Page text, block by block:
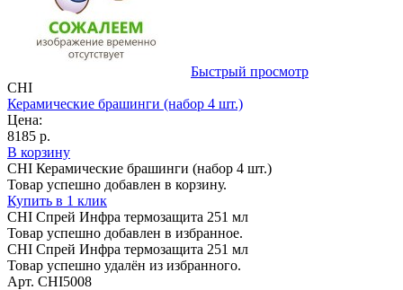
Быстрый просмотр
CHI
Керамические брашинги (набор 4 шт.)
Цена:
8185 р.
В корзину
CHI Керамические брашинги (набор 4 шт.)
Товар успешно добавлен в корзину.
Купить в 1 клик
CHI Спрей Инфра термозащита 251 мл
Товар успешно добавлен в избранное.
CHI Спрей Инфра термозащита 251 мл
Товар успешно удалён из избранного.
Арт. CHI5008